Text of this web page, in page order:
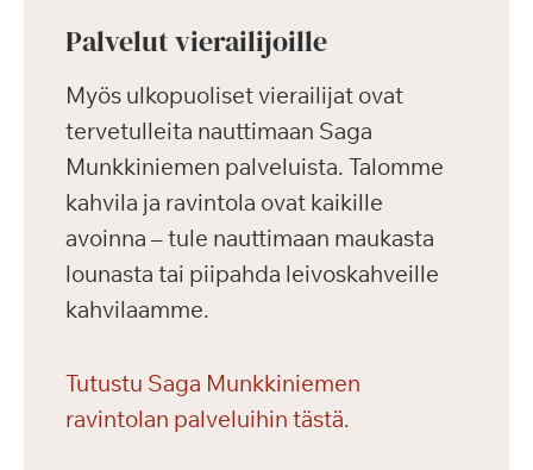
Palvelut vierailijoille
Myös ulkopuoliset vierailijat ovat
tervetulleita nauttimaan Saga
Munkkiniemen palveluista. Talomme
kahvila ja ravintola ovat kaikille
avoinna – tule nauttimaan maukasta
lounasta tai piipahda leivoskahveille
kahvilaamme.
Tutustu Saga Munkkiniemen
ravintolan palveluihin tästä.